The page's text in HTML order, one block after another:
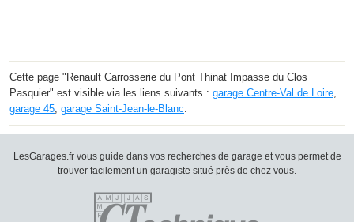
Cette page "Renault Carrosserie du Pont Thinat Impasse du Clos
Pasquier" est visible via les liens suivants : garage Centre-Val de Loire,
garage 45, garage Saint-Jean-le-Blanc.
LesGarages.fr vous guide dans vos recherches de garage et vous permet de
trouver facilement un garagiste situé près de chez vous.